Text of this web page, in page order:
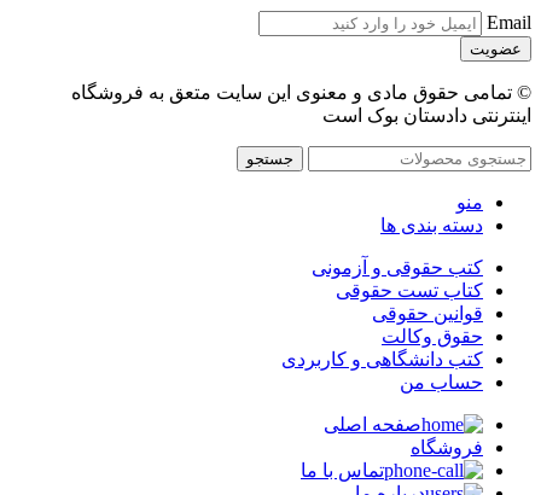
Email
© تمامی حقوق مادی و معنوی این سایت متعق به فروشگاه
اینترنتی دادستان بوک است
جستجو
منو
دسته بندی ها
کتب حقوقی و آزمونی
کتاب تست حقوقی
قوانین حقوقی
حقوق وکالت
کتب دانشگاهی و کاربردی
حساب من
صفحه اصلی
فروشگاه
تماس با ما